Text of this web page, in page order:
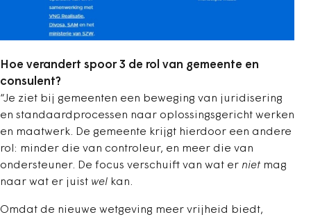
Hoe verandert spoor 3 de rol van gemeente en
consulent?
“Je ziet bij gemeenten een beweging van juridisering
en standaardprocessen naar oplossingsgericht werken
en maatwerk. De gemeente krijgt hierdoor een andere
rol: minder die van controleur, en meer die van
ondersteuner. De focus verschuift van wat er niet mag
naar wat er juist wel kan.
Omdat de nieuwe wetgeving meer vrijheid biedt,